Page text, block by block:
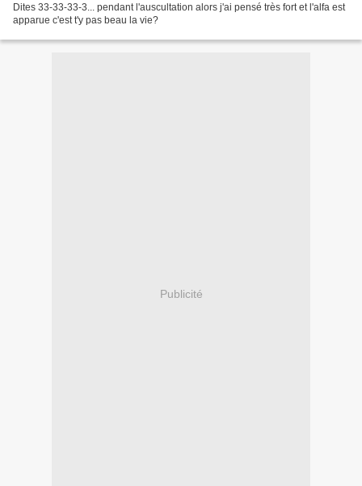
Dites 33-33-33-3... pendant l'auscultation alors j'ai pensé très fort et l'alfa est
apparue c'est t'y pas beau la vie?
Publicité